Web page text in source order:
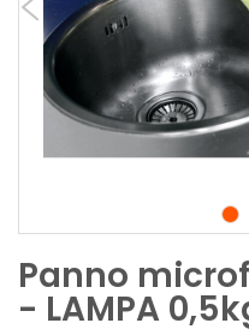
Panno
- LAMPA